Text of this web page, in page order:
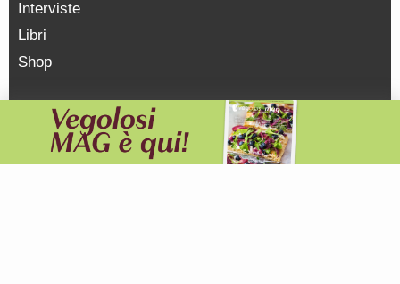
Interviste
Libri
Shop
WHATSAPP TELEGRAM INSTAGRAM